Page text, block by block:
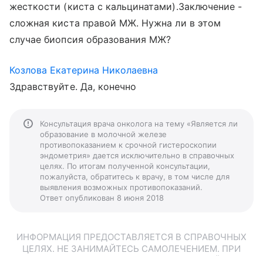
жесткости (киста с кальцинатами).Заключение -
сложная киста правой МЖ. Нужна ли в этом
случае биопсия образования МЖ?
Козлова Екатерина Николаевна
Здравствуйте. Да, конечно
Консультация врача онколога на тему «Является ли
образование в молочной железе
противопоказанием к срочной гистероскопии
эндометрия» дается исключительно в справочных
целях. По итогам полученной консультации,
пожалуйста, обратитесь к врачу, в том числе для
выявления возможных противопоказаний.
Ответ опубликован 8 июня 2018
ИНФОРМАЦИЯ ПРЕДОСТАВЛЯЕТСЯ В СПРАВОЧНЫХ
ЦЕЛЯХ. НЕ ЗАНИМАЙТЕСЬ САМОЛЕЧЕНИЕМ. ПРИ